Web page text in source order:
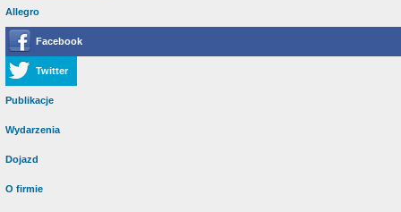
Allegro
Facebook
Twitter
Publikacje
Wydarzenia
Dojazd
O firmie